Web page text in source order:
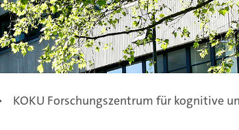
KOKU Forschungszentrum für kognitive